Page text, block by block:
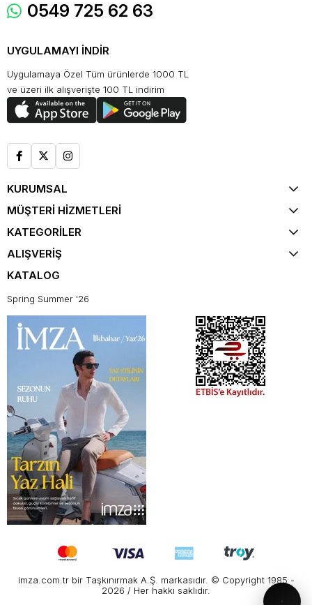
0549 725 62 63
UYGULAMAYI İNDİR
Uygulamaya Özel Tüm ürünlerde 1000 TL
ve üzeri ilk alışverişte 100 TL indirim
KURUMSAL
MÜŞTERİ HİZMETLERİ
KATEGORİLER
ALIŞVERİŞ
KATALOG
Spring Summer '26
imza.com.tr bir Taşkınırmak A.Ş. markasıdır. © Copyright 1985 -
2026 / Her hakkı saklıdır.